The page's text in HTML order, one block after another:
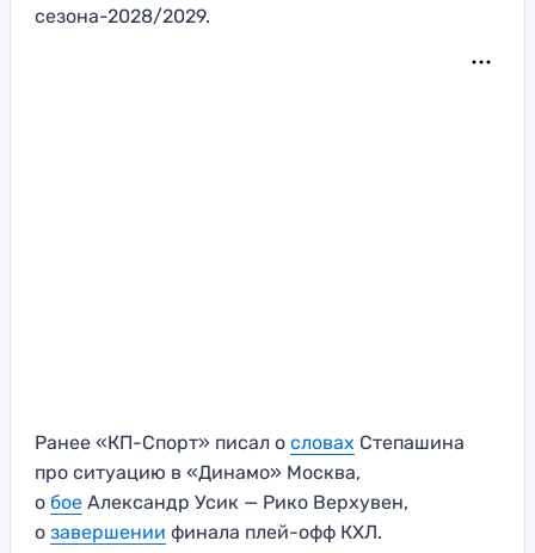
сезона-2028/2029.
Ранее «КП-Спорт» писал о словах Степашина
про ситуацию в «Динамо» Москва,
о бое Александр Усик — Рико Верхувен,
о завершении финала плей-офф КХЛ.